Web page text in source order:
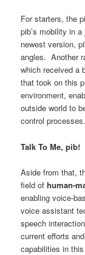
For starters, the
pib’s mobility in
newest version,
angles. Another
which received a
that took on this
environment,
outside world to
control processes.
Talk To Me, pib!
Aside from that,
field ofhuman-
enabling voice-
voice assistant
speech
current efforts
capabilities in